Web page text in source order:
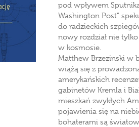
pod wpływem
Washington Post”
do radzieckich
nowy rozdział nie
w kosmosie.
Matthew Brzezinski w
wiążą się z
amerykańskich
gabinetów Kremla i
mieszkań zwykłych
pojawienia się na
bohaterami są